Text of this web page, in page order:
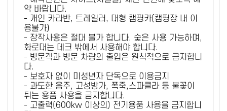
약 바랍니다.
- 개인 카라반, 트레일러, 대형 캠핑카(캠핑장 내 이
용불가)
- 장작사용은 절대 불가 합니다. 숯은 사용 가능하며,
화로대는 데크 밖에서 사용해야 합니다.
- 방문객과 방문 차량의 출입은 원칙적으로 금지합니
다.
- 보호자 없이 미성년자 단독으로 이용금지
- 과도한 음주, 고성방가, 폭죽,스파클라 등 불꽃이
튀는 용품 사용을 금지합니다.
- 고출력(600kw 이상의) 전기용품 사용을 금지합니